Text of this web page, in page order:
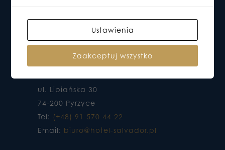
HOTEL DO KTÓREGO CHCESZ WRACAĆ
ul. Lipiańska 30
74-200 Pyrzyce
Tel: (+48) 91 570 44 22
Email: biuro@hotel-salvador.pl
Ustawienia
Zaakceptuj wszystko